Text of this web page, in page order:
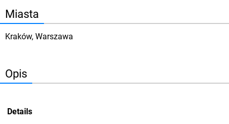
Miasta
Kraków, Warszawa
Opis
Details